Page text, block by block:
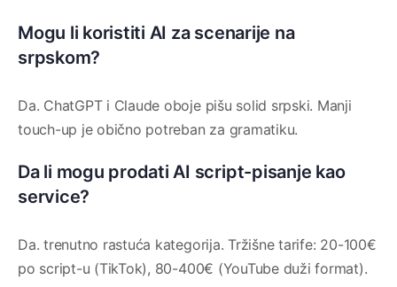
Mogu li koristiti AI za scenarije na
srpskom?
Da. ChatGPT i Claude oboje pišu solid srpski. Manji
touch-up je obično potreban za gramatiku.
Da li mogu prodati AI script-pisanje kao
service?
Da. trenutno rastuća kategorija. Tržišne tarife: 20-100€
po script-u (TikTok), 80-400€ (YouTube duži format).